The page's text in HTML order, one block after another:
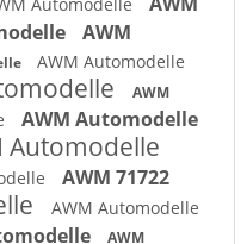
AWM
AWM Automodelle
AWM
AWM Automodelle
Automodelle
AWM 71722
AWM Automodelle
AWM